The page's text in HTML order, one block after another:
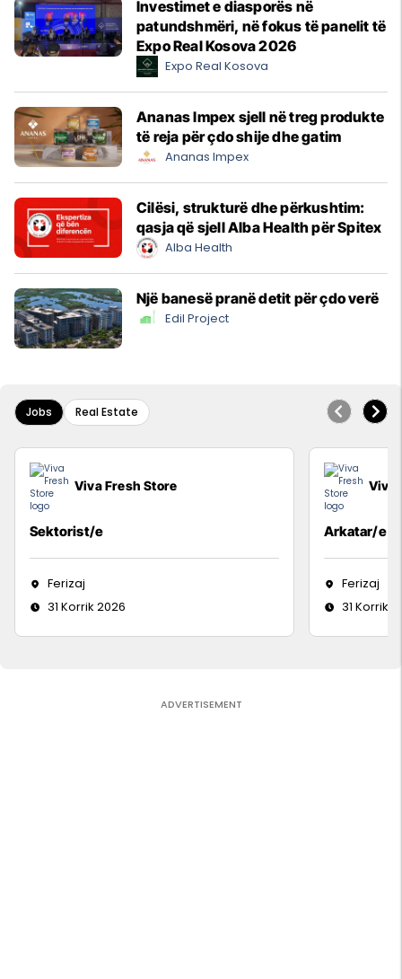
Investimet e diasporës në
patundshmëri, në fokus të panelit të
Expo Real Kosova 2026
Expo Real Kosova
Ananas Impex sjell në treg produkte
të reja për çdo shije dhe gatim
Ananas Impex
Cilësi, strukturë dhe përkushtim:
qasja që sjell Alba Health për Spitex
Alba Health
Një banesë pranë detit për çdo verë
Edil Project
Jobs Real Estate
Viva Fresh Store
Sektorist/e
Ferizaj
31 Korrik 2026
Viva
Arkatar/e
Ferizaj
31 Korrik